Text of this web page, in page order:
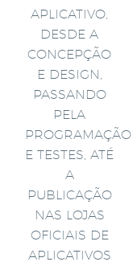
APLICATIVO,
DESDE A
CONCEPÇÃO
E DESIGN,
PASSANDO
PELA
PROGRAMAÇÃO
E TESTES, ATÉ
A
PUBLICAÇÃO
NAS LOJAS
OFICIAIS DE
APLICATIVOS